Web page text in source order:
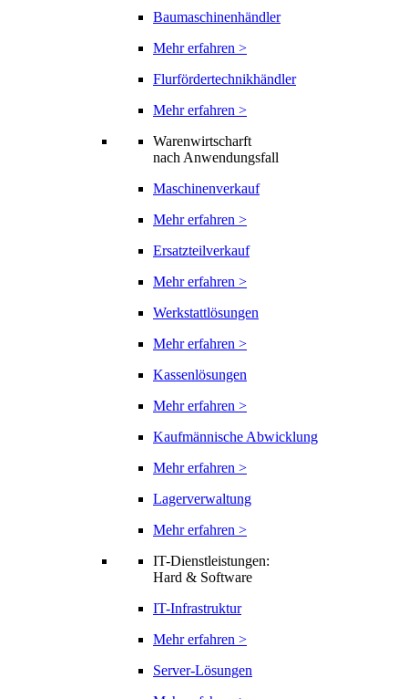
Baumaschinenhändler
Mehr erfahren >
Flurfördertechnikhändler
Mehr erfahren >
Warenwirtscharft
nach Anwendungsfall
Maschinenverkauf
Mehr erfahren >
Ersatzteilverkauf
Mehr erfahren >
Werkstattlösungen
Mehr erfahren >
Kassenlösungen
Mehr erfahren >
Kaufmännische Abwicklung
Mehr erfahren >
Lagerverwaltung
Mehr erfahren >
IT-Dienstleistungen:
Hard & Software
IT-Infrastruktur
Mehr erfahren >
Server-Lösungen